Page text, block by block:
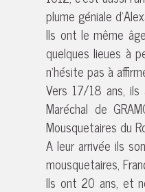
plume géniale
Ils ont le même
quelques lieues à
n’hésite pas à
Vers 17/18 ans,
Maréchal de
Mousquetaires du
A leur arrivée ils
mousquetaires,
Ils ont 20 ans, et